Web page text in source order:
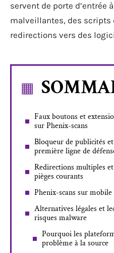
servent de porte d’entrée
malveillantes, des scripts
redirections vers des
Faux boutons et
sur Phenix-scans
Bloqueur de publicités
première ligne de
Redirections multiples
pièges courants
Phenix-scans sur
Alternatives légales et
risques malware
Pourquoi les
problème à la source